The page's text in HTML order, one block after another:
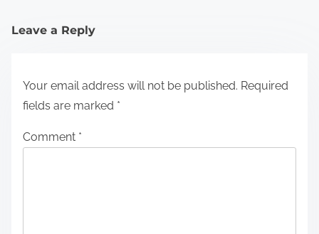
Leave a Reply
Your email address will not be published. Required
fields are marked *
Comment *